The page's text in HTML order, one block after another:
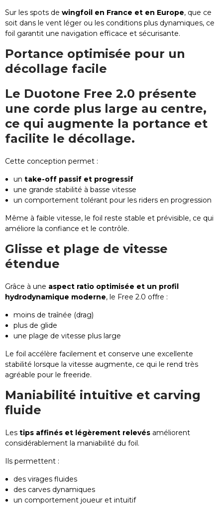
Sur les spots de wingfoil en France et en Europe, que ce
soit dans le vent léger ou les conditions plus dynamiques, ce
foil garantit une navigation efficace et sécurisante.
Portance optimisée pour un
décollage facile
Le Duotone Free 2.0 présente
une corde plus large au centre,
ce qui augmente la portance et
facilite le décollage.
Cette conception permet :
un take-off passif et progressif
une grande stabilité à basse vitesse
un comportement tolérant pour les riders en progression
Même à faible vitesse, le foil reste stable et prévisible, ce qui
améliore la confiance et le contrôle.
Glisse et plage de vitesse
étendue
Grâce à une aspect ratio optimisée et un profil
hydrodynamique moderne, le Free 2.0 offre :
moins de traînée (drag)
plus de glide
une plage de vitesse plus large
Le foil accélère facilement et conserve une excellente
stabilité lorsque la vitesse augmente, ce qui le rend très
agréable pour le freeride.
Maniabilité intuitive et carving
fluide
Les tips affinés et légèrement relevés améliorent
considérablement la maniabilité du foil.
Ils permettent :
des virages fluides
des carves dynamiques
un comportement joueur et intuitif